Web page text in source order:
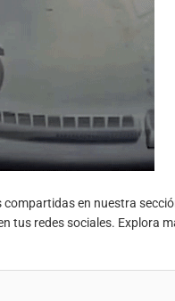
compartidas en nuestra
tus redes sociales. Explora